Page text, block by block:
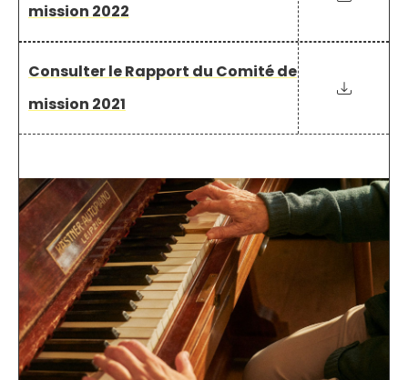
mission 2022
Consulter le Rapport du Comité de
mission 2021